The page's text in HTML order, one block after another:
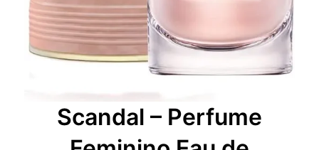
Scandal – Perfume